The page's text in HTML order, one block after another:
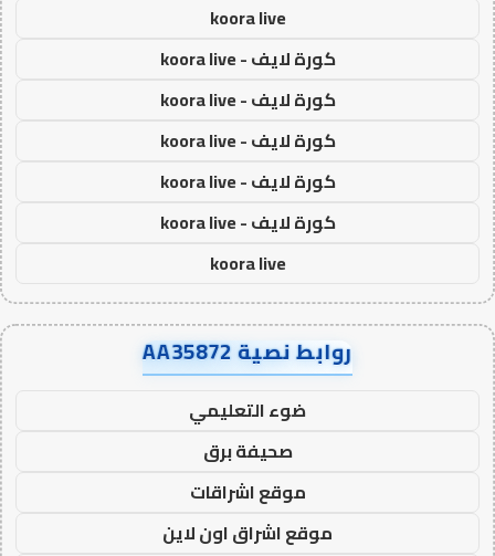
koora live
كورة لايف - koora live
كورة لايف - koora live
كورة لايف - koora live
كورة لايف - koora live
كورة لايف - koora live
koora live
روابط نصية AA35872
ضوء التعليمي
صحيفة برق
موقع اشراقات
موقع اشراق اون لاين